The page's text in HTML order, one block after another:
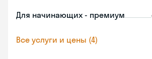
Для начинающих - премиум
Все услуги и цены (4)